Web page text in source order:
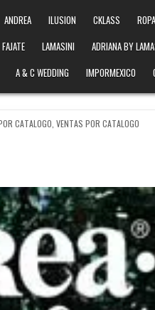
ANDREA ILUSION CKLASS
FAJATE LAMASINI
ADRIANA BY
A & C WEDDING IMPORMEXICO
CATALOGO VENTAS POR CATALOGO